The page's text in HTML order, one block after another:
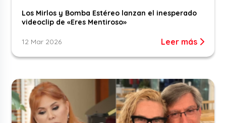
Los Mirlos y Bomba Estéreo lanzan el inesperado
videoclip de «Eres Mentiroso»
12 Mar 2026 Leer más